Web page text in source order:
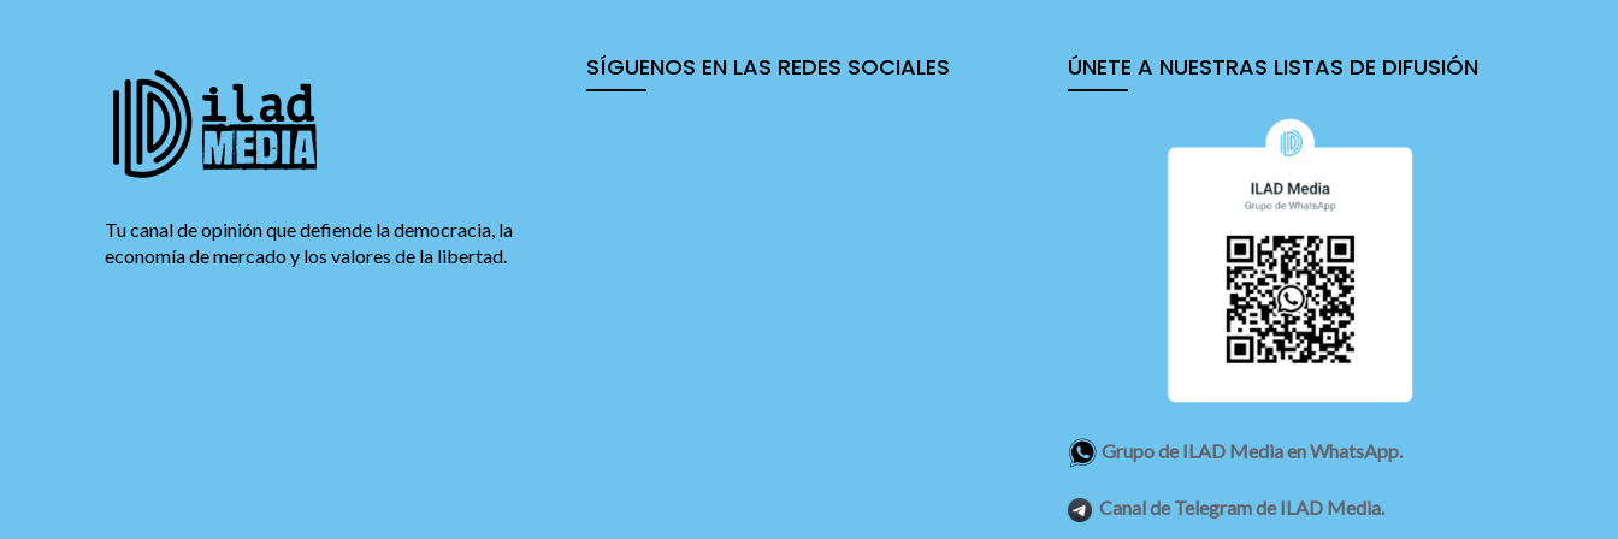
Tu canal de opinión que defiende la democracia, la
economía de mercado y los valores de la libertad.
SÍGUENOS EN LAS REDES SOCIALES ÚNETE A NUESTRAS LISTAS DE DIFUSIÓN
Grupo de ILAD Media en WhatsApp.
Canal de Telegram de ILAD Media.